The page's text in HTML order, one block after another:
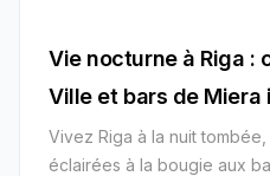
Vie nocturne à Riga :
Ville et bars de Miera
Vivez Riga à la nuit
éclairées à la bougie aux